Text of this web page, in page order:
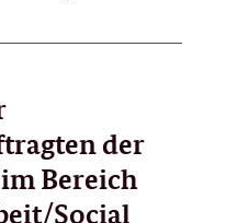
der
Bereich
Social